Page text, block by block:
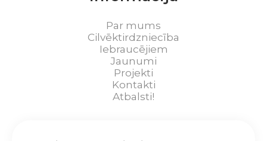
Par mums
Cilvēktirdzniecība
Iebraucējiem
Jaunumi
Projekti
Kontakti
Atbalsti!